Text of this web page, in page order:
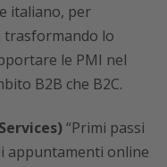
italiano, per
trasformando lo
le PMI nel
B2B che B2C.
“Primi passi
appuntamenti online